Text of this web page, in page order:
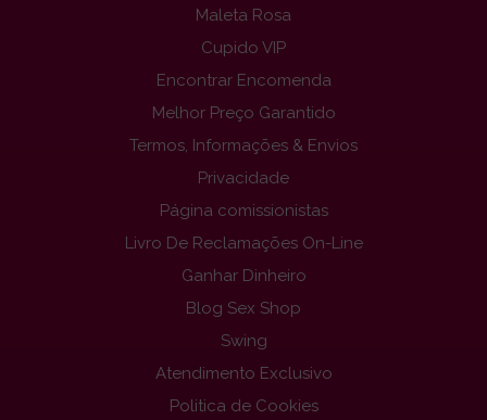
Maleta Rosa
Cupido VIP
Encontrar Encomenda
Melhor Preço Garantido
Termos, Informações & Envios
Privacidade
Página comissionistas
Livro De Reclamações On-Line
Ganhar Dinheiro
Blog Sex Shop
Swing
Atendimento Exclusivo
Politica de Cookies